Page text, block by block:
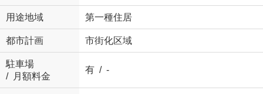
用途地域 第一種住居
都市計画 市街化区域
駐車場
/ 月額料金
有 / -